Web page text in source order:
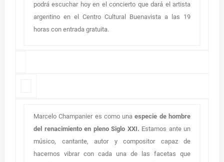
podrá escuchar hoy en el concierto que dará el artista
argentino en el Centro Cultural Buenavista a las 19
horas con entrada gratuita.
Marcelo Champanier es como una especie de hombre
del renacimiento en pleno Siglo XXI. Estamos ante un
músico, cantante, autor y compositor capaz de
hacernos vibrar con cada una de las facetas que